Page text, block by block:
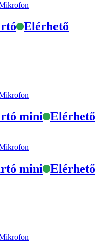
Elérhető
mini Elérhető
mini Elérhető